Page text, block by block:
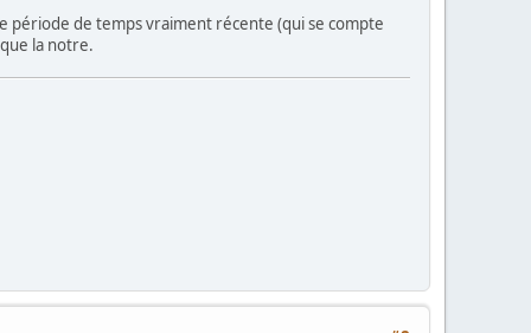
période de temps vraiment récente (qui se compte
la notre.